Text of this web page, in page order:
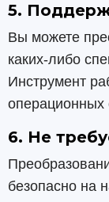
5.
Вы можете
каких-либо
Инструмент
операционных
6. Не
безопасно на